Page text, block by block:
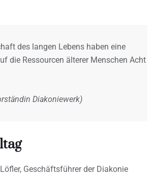
des langen Lebens haben eine
die Ressourcen älterer Menschen Acht
Diakoniewerk)
Geschäftsführer der Diakonie